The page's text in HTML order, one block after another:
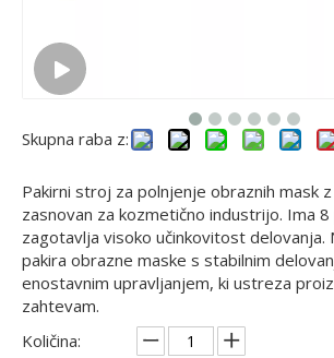
Skupna raba z:
Pakirni stroj za polnjenje obraznih mask
zasnovan za kozmetično industrijo. Ima 8
zagotavlja visoko učinkovitost delovanja.
pakira obrazne maske s stabilnim
enostavnim upravljanjem, ki ustreza
zahtevam.
Količina: